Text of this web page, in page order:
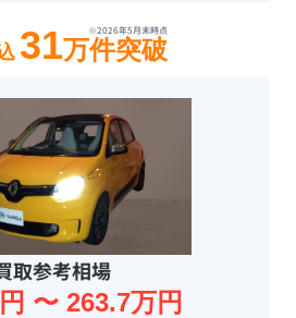
※2026年5月末時点
31万件突破
取参考相場
〜 263.7万円